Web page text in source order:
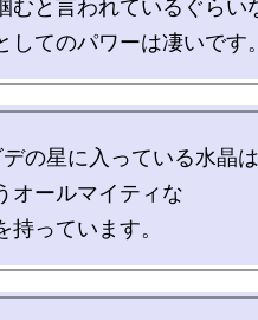
むと言われているぐらい
の星に入っている水晶は
オールマイティな